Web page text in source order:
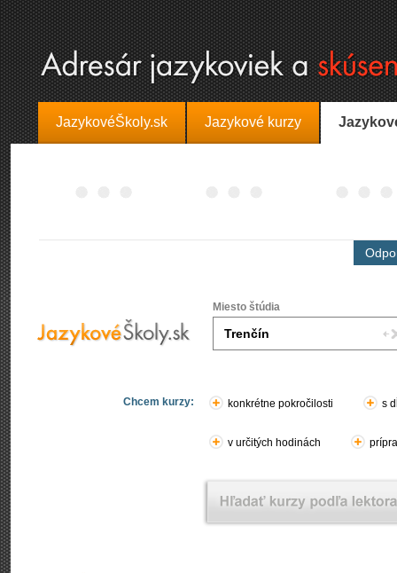
JazykovéŠkoly.sk Jazykové kurzy
Miesto štúdia
Chcem kurzy: konkrétne pokročilosti s
v určitých hodinách